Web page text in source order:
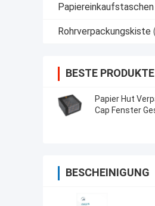
Papiereinkaufstaschen
Rohrverpackungskiste
BESTE PRODUKTE
Papier Hut
Cap Fenster
BESCHEINIGUNG